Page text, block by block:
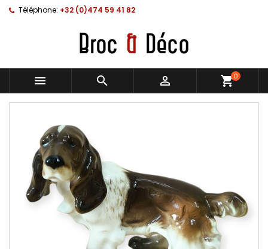
Téléphone: +32 (0)474 59 41 82
   shopping_cart0